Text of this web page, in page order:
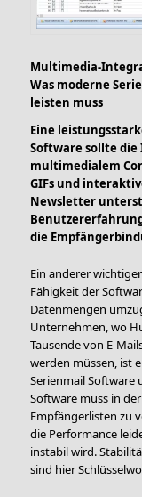
Multimedia-
Was moderne
leisten muss
Eine
Software sollte
multimedialem
GIFs und
Newsletter
die
Ein anderer
Fähigkeit der
Datenmengen
Unternehmen, wo
Tausende von E-
werden müssen, ist
Serienmail Software
Software muss in
Empfängerlisten zu
die Performance
instabil wird.
sind hier